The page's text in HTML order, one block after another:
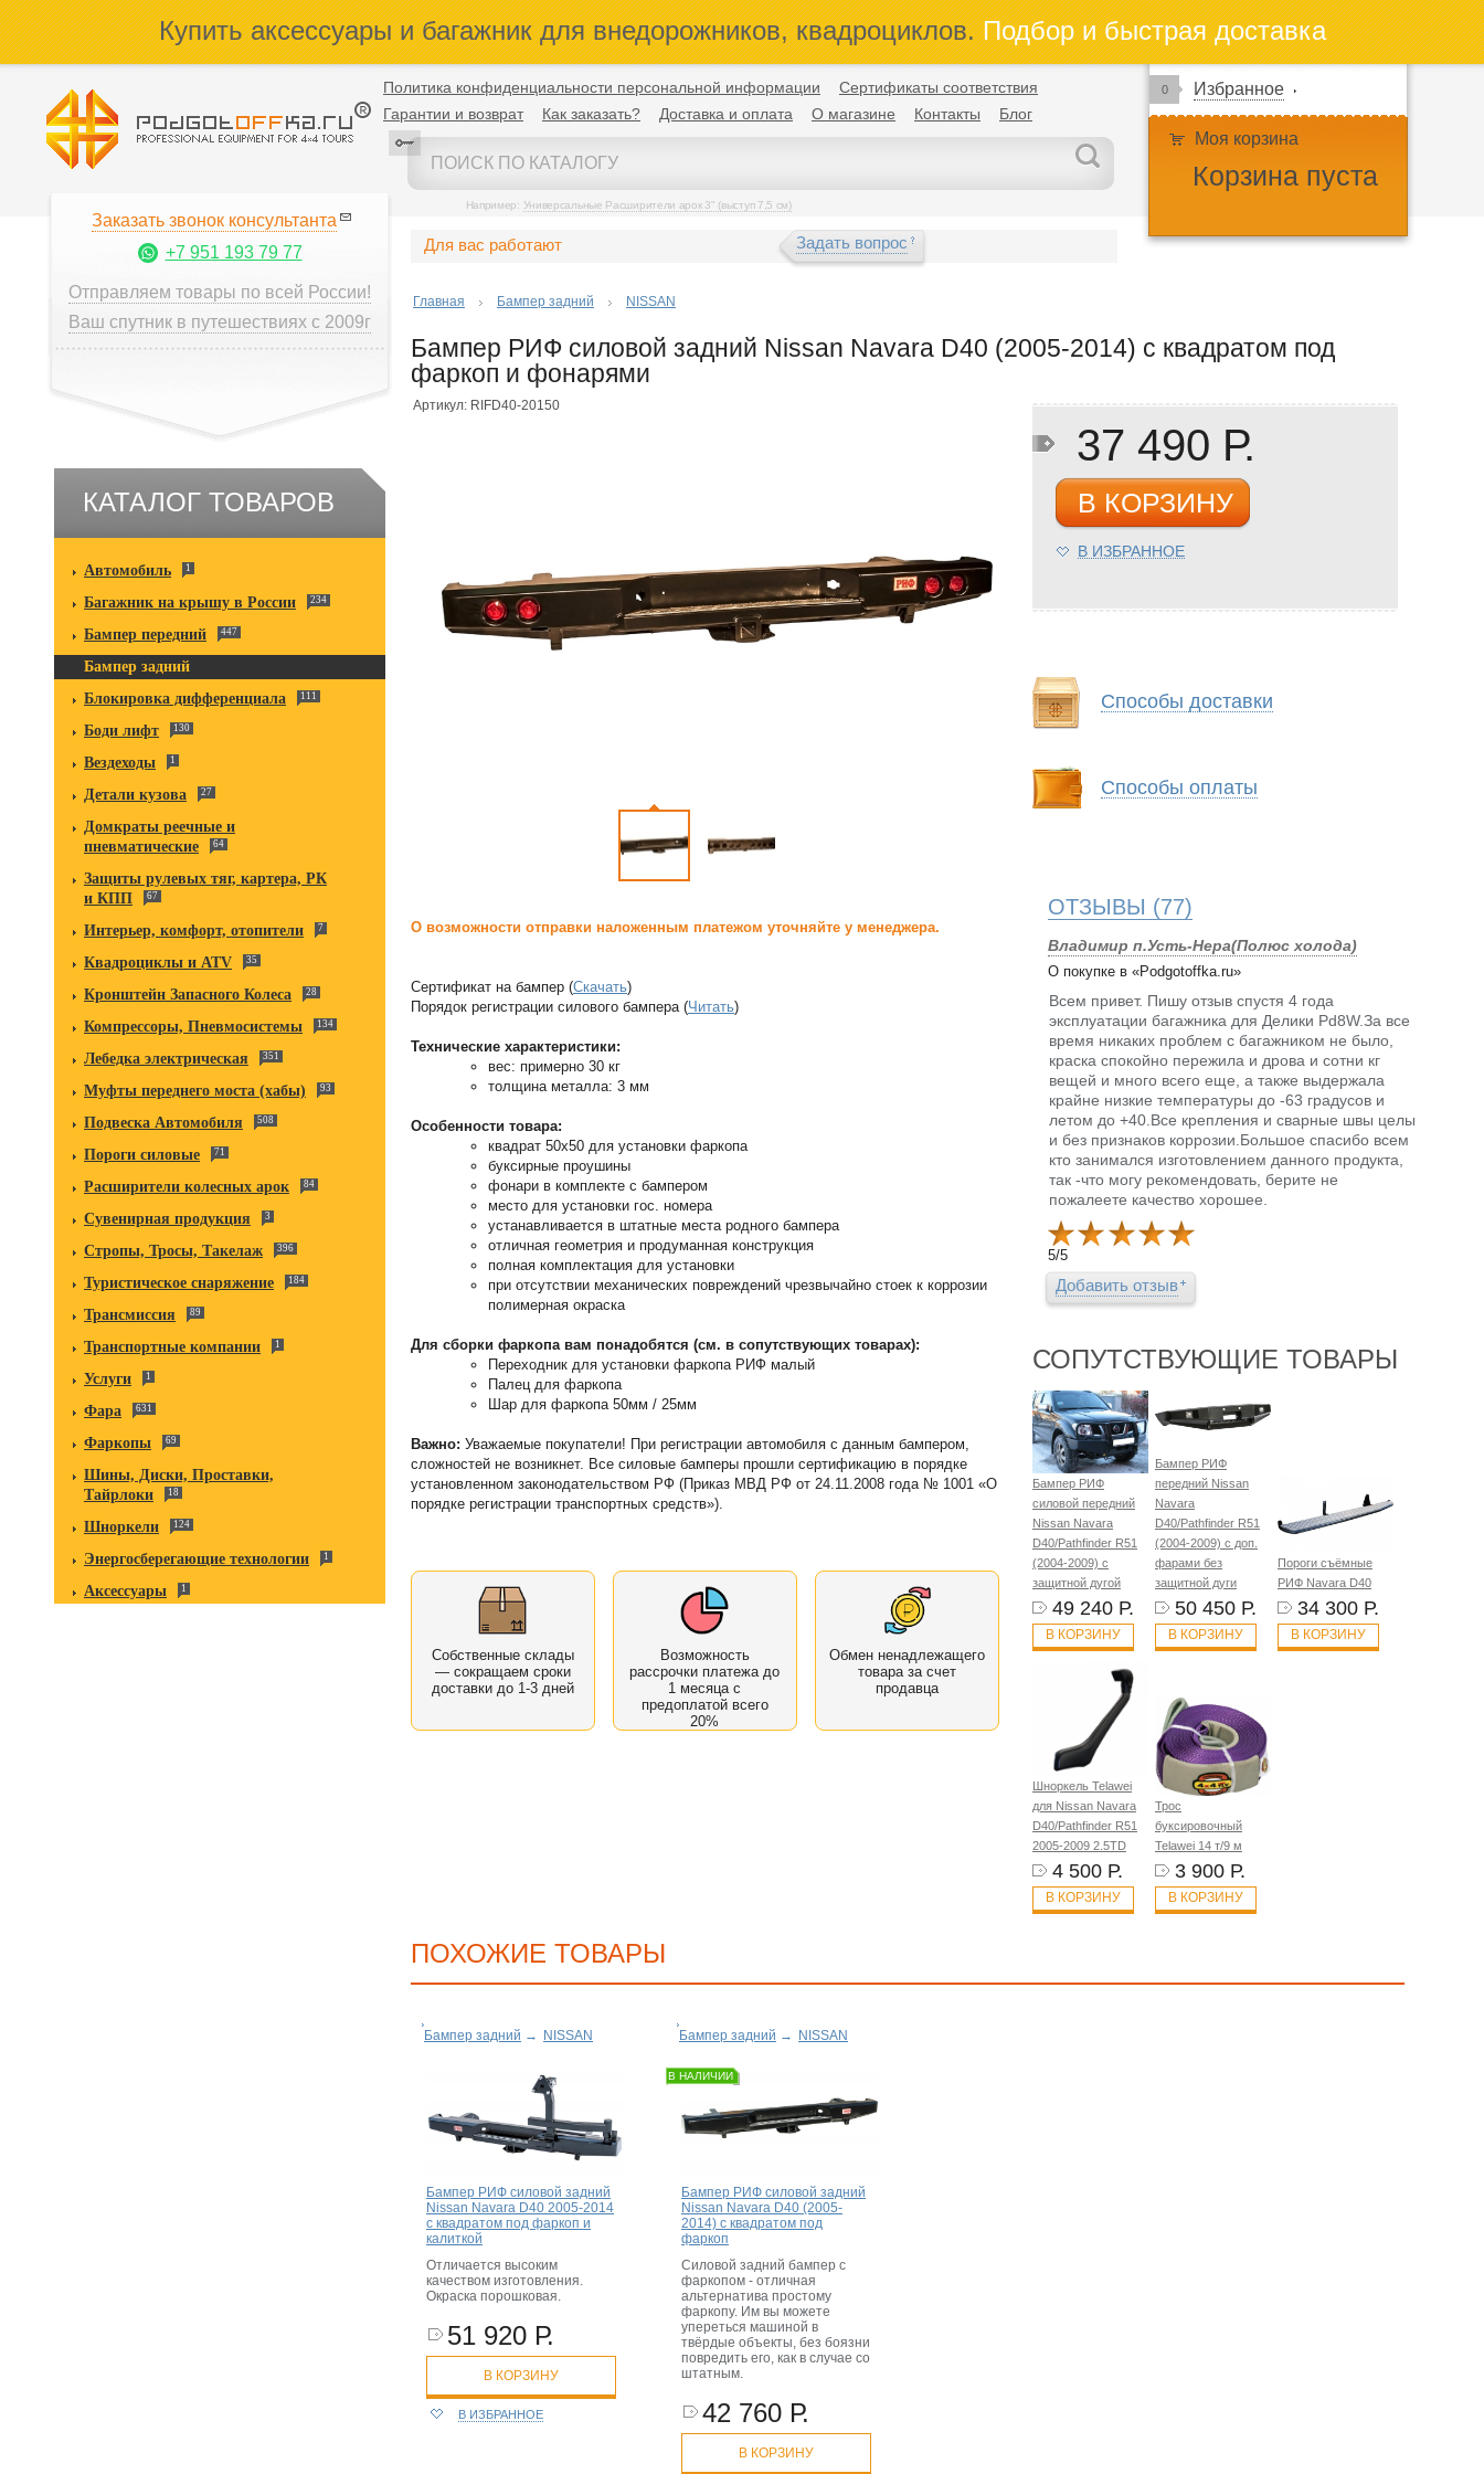
Купить аксессуары и багажник для внедорожников, квадроциклов.Подбор и быстрая доставка
Политика конфиденциальности персональной информации
Сертификаты соответствия
Гарантии и возврат
Как заказать? Доставка и оплата О магазине Контакты Блог
Например: Универсальные Расширители арок 3" (выступ 7,5 см)
0 Избранное
Моя корзина
Корзина пуста
Заказать звонок консультанта
+7 951 193 79 77
Отправляем товары по всей России!
Ваш спутник в путешествиях с 2009г
КАТАЛОГ ТОВАРОВ
Автомобиль 1
Багажник на крышу в России 234
Бампер передний 447
Бампер задний
Блокировка дифференциала
111
Боди лифт 130
Вездеходы 1
Детали кузова 27
Домкраты реечные и
пневматические
64
Защиты рулевых тяг, картера, РК
и КПП
67
Интерьер, комфорт, отопители 7
Квадроциклы и ATV 35
Кронштейн Запасного Колеса 28
Компрессоры, Пневмосистемы 134
Лебедка электрическая 351
Муфты переднего моста (хабы) 93
Подвеска Автомобиля 508
Пороги силовые 71
Расширители колесных арок 84
Сувенирная продукция 3
Стропы, Тросы, Такелаж 396
Туристическое снаряжение 184
Трансмиссия 89
Транспортные компании 1
Услуги 1
Фара 631
Фаркопы 69
Шины, Диски, Проставки,
Тайрлоки
18
Шноркели 124
Энергосберегающие технологии 1
Аксессуары 1
Для вас работают Задать вопрос
Главная Бампер задний NISSAN
Бампер РИФ силовой задний Nissan Navara D40 (2005-2014) с квадратом под
фаркоп и фонарями
Артикул: RIFD40-20150
О возможности отправки наложенным платежом уточняйте у менеджера.
Сертификат на бампер (Скачать)
Порядок регистрации силового бампера (Читать)
Технические характеристики:
вес: примерно 30 кг
толщина металла: 3 мм
Особенности товара:
квадрат 50х50 для установки фаркопа
буксирные проушины
фонари в комплекте с бампером
место для установки гос. номера
устанавливается в штатные места родного бампера
отличная геометрия и продуманная конструкция
полная комплектация для установки
при отсутствии механических повреждений чрезвычайно стоек к коррозии
полимерная окраска
Для сборки фаркопа вам понадобятся (см. в сопутствующих товарах):
Переходник для установки фаркопа РИФ малый
Палец для фаркопа
Шар для фаркопа 50мм / 25мм
Важно: Уважаемые покупатели! При регистрации автомобиля с данным бампером,
сложностей не возникнет. Все силовые бамперы прошли сертификацию в порядке
установленном законодательством РФ (Приказ МВД РФ от 24.11.2008 года № 1001 «О
порядке регистрации транспортных средств»).
Собственные склады
— сокращаем сроки
доставки до 1-3 дней
Возможность
рассрочки платежа до
1 месяца с
предоплатой всего
20%
Обмен ненадлежащего
товара за счет
продавца
37 490 Р.
В КОРЗИНУ
В ИЗБРАННОЕ
Способы доставки
Способы оплаты
ОТЗЫВЫ (77)
Владимир п.Усть-Нера(Полюс холода)
О покупке в «Podgotoffka.ru»
Всем привет. Пишу отзыв спустя 4 года
эксплуатации багажника для Делики Pd8W.За все
время никаких проблем с багажником не было,
краска спокойно пережила и дрова и сотни кг
вещей и много всего еще, а также выдержала
крайне низкие температуры до -63 градусов и
летом до +40.Все крепления и сварные швы целы
и без признаков коррозии.Большое спасибо всем
кто занимался изготовлением данного продукта,
так -что могу рекомендовать, берите не
пожалеете качество хорошее.
5/5
Добавить отзыв
СОПУТСТВУЮЩИЕ ТОВАРЫ
Бампер РИФ
силовой передний
Nissan Navara
D40/Pathfinder R51
(2004-2009) с
защитной дугой
49 240 Р.
В КОРЗИНУ
Бампер РИФ
передний Nissan
Navara
D40/Pathfinder R51
(2004-2009) с доп.
фарами без
защитной дуги
50 450 Р.
В КОРЗИНУ
Пороги съёмные
РИФ Navara D40
34 300 Р.
В КОРЗИНУ
Шноркель Telawei
для Nissan Navara
D40/Pathfinder R51
2005-2009 2.5TD
4 500 Р.
В КОРЗИНУ
Трос
буксировочный
Telawei 14 т/9 м
3 900 Р.
В КОРЗИНУ
ПОХОЖИЕ ТОВАРЫ
Бампер задний → NISSAN
Бампер РИФ силовой задний
Nissan Navara D40 2005-2014
с квадратом под фаркоп и
калиткой
Отличается высоким
качеством изготовления.
Окраска порошковая.
51 920 Р.
В КОРЗИНУ
В ИЗБРАННОЕ
Бампер задний → NISSAN
В НАЛИЧИИ
Бампер РИФ силовой задний
Nissan Navara D40 (2005-
2014) с квадратом под
фаркоп
Силовой задний бампер с
фаркопом - отличная
альтернатива простому
фаркопу. Им вы можете
упереться машиной в
твёрдые объекты, без боязни
повредить его, как в случае со
штатным.
42 760 Р.
В КОРЗИНУ